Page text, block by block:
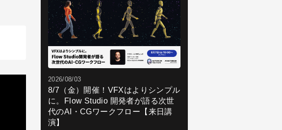
2026/08/03
8/7（金）開催！VFXはよりシンプル
に。Flow Studio 開発者が語る次世
代のAI・CGワークフロー【来日講
演】